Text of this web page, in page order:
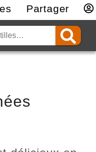
Partager